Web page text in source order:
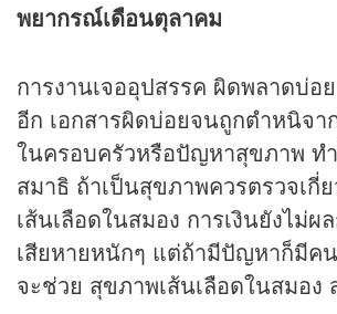
พยากรณ์เดือนตุลาคม
การงานเจออุปสรรค ผิดพลาดบ่อ
อีก เอกสารผิดบ่อยจนถูกตำหนิจ
ในครอบครัวหรือปัญหาสุขภาพ ท
สมาธิ ถ้าเป็นสุขภาพควรตรวจเกี่
เส้นเลือดในสมอง การเงินยังไม่ผ
เสียหายหนักๆ แต่ถ้ามีปัญหาก็มีค
จะช่วย สุขภาพเส้นเลือดในสมอง